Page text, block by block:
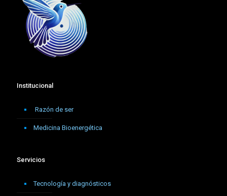
Institucional
Razón de ser
Medicina Bioenergética
Servicios
Tecnología y diagnósticos